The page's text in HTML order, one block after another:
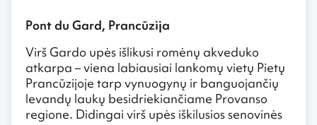
Pont du Gard, Prancūzija
Virš Gardo upės išlikusi romėnų akveduko
atkarpa – viena labiausiai lankomų vietų Pietų
Prancūzijoje tarp vynuogynų ir banguojančių
levandų laukų besidriekiančiame Provanso
regione. Didingai virš upės iškilusios senovinės